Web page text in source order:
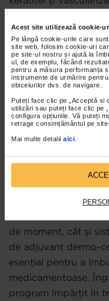
Acest site utilizează cookie-
Pe lângă cookie-urile care
site web, folosim cookie-uri
pe site-ul nostru și ajută la
ul, de exemplu, făcând
pentru a măsura performanța
instrumente de urmărire
obiceiurilor dvs. de navigare.
Puteți face clic pe „Acceptă si
utilizări sau puteți face clic pe
configura opțiunile. Vă puteți
retrage consimțământul pe
Mai multe detalii aici.
ROZACEEA
Clasificarea
unei forme de acnee
plăci și pustule
feminin, fără
sau eritem fix.
Rozaceea:
Abordarea
cosmetice sau
tratamentul
de moment, cât și
de adjuvant dermo-
esențial pentru a
medicamentoase.
program împărțit în